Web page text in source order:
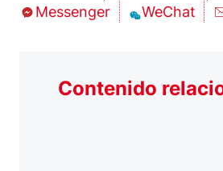
Messenger
WeChat
Contenido